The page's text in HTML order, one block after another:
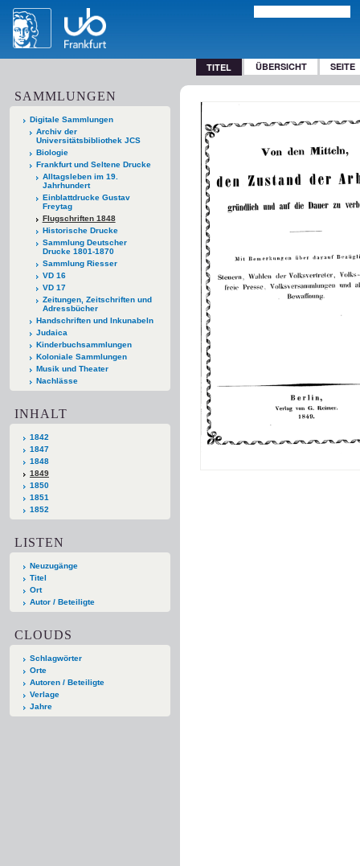
TITEL ÜBERSICHT SEITE
SAMMLUNGEN
Digitale Sammlungen
Archiv der
Universitätsbibliothek JCS
Biologie
Frankfurt und Seltene Drucke
Alltagsleben im 19.
Jahrhundert
Einblattdrucke Gustav
Freytag
Flugschriften 1848
Historische Drucke
Sammlung Deutscher
Drucke 1801-1870
Sammlung Riesser
VD 16
VD 17
Zeitungen, Zeitschriften und
Adressbücher
Handschriften und Inkunabeln
Judaica
Kinderbuchsammlungen
Koloniale Sammlungen
Musik und Theater
Nachlässe
INHALT
1842
1847
1848
1849
1850
1851
1852
LISTEN
Neuzugänge
Titel
Ort
Autor / Beteiligte
CLOUDS
Schlagwörter
Orte
Autoren / Beteiligte
Verlage
Jahre